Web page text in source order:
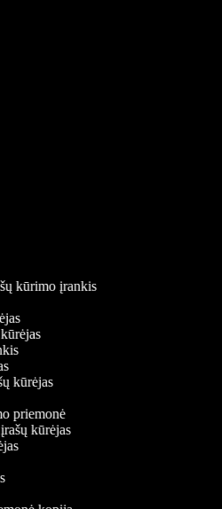
kūrimo įrankis
kūrėjas
priemonė
kūrėjas